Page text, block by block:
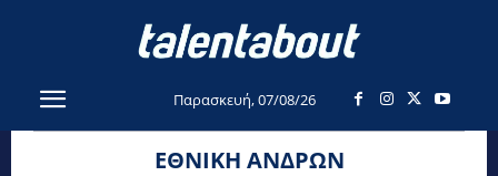
Παρασκευή, 07/08/26
ΕΘΝΙΚΉ ΑΝΔΡΏΝ